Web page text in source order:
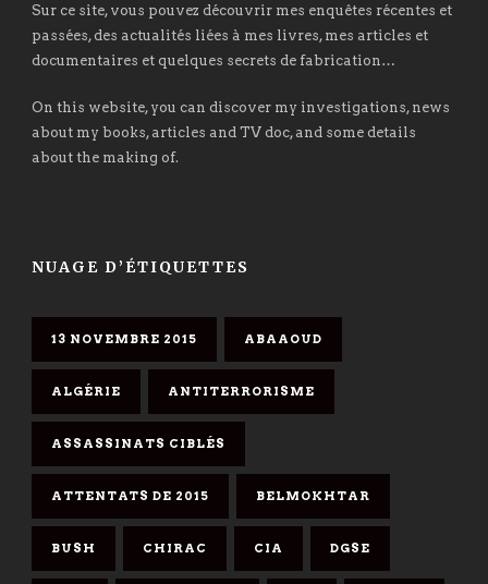
Sur ce site, vous pouvez découvrir mes enquêtes récentes et
passées, des actualités liées à mes livres, mes articles et
documentaires et quelques secrets de fabrication…
On this website, you can discover my investigations, news
about my books, articles and TV doc, and some details
about the making of.
NUAGE D’ÉTIQUETTES
13 NOVEMBRE 2015 ABAAOUD
ALGÉRIE ANTITERRORISME
ASSASSINATS CIBLÉS
ATTENTATS DE 2015 BELMOKHTAR
BUSH CHIRAC CIA DGSE